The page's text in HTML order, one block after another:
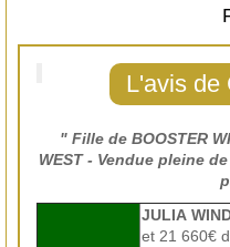
L'avis de
" Fille de BOOSTER
WEST - Vendue pleine de
JULIA
et 21 660€